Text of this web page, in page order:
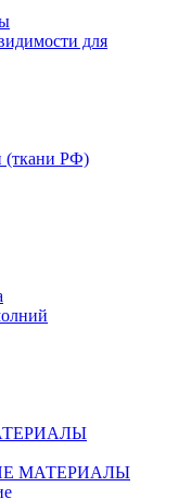
для
(ткани РФ)
МАТЕРИАЛЫ